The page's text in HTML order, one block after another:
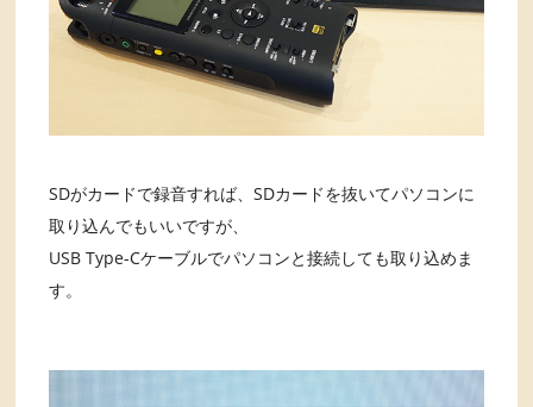
SDがカードで録音すれば、SDカードを抜いてパソコンに
取り込んでもいいですが、
USB Type-Cケーブルでパソコンと接続しても取り込めま
す。